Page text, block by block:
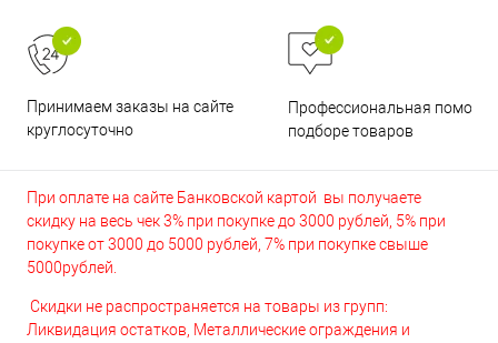
Принимаем заказы на сайте
круглосуточно
Профессиональная помощь
подборе товаров
При оплате на сайте Банковской картой вы получаете
скидку на весь чек 3% при покупке до 3000 рублей, 5% при
покупке от 3000 до 5000 рублей, 7% при покупке свыше
5000рублей.
Скидки не распространяется на товары из групп:
Ликвидация остатков, Металлические ограждения и